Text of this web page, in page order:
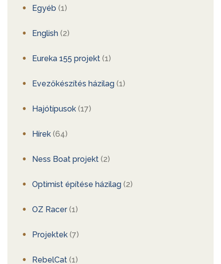
Egyéb (1)
English (2)
Eureka 155 projekt (1)
Evezőkészítés házilag (1)
Hajótípusok (17)
Hírek (64)
Ness Boat projekt (2)
Optimist építése házilag (2)
OZ Racer(1)
Projektek (7)
RebelCat (1)